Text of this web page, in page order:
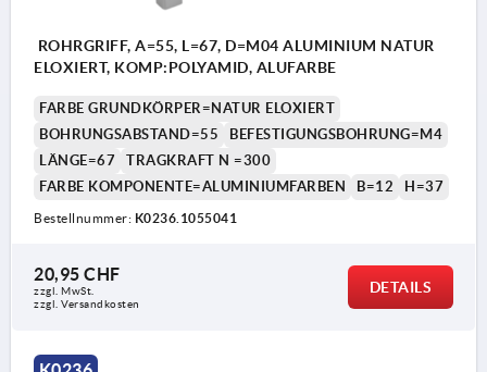
ROHRGRIFF, A=55, L=67, D=M04 ALUMINIUM NATUR
ELOXIERT, KOMP:POLYAMID, ALUFARBE
FARBE GRUNDKÖRPER=NATUR ELOXIERT
BOHRUNGSABSTAND=55
BEFESTIGUNGSBOHRUNG=M4
LÄNGE=67
TRAGKRAFT N =300
FARBE KOMPONENTE=ALUMINIUMFARBEN
B=12 H=37
Bestellnummer: K0236.1055041
20,95 CHF
zzgl. MwSt.
zzgl. Versandkosten
DETAILS